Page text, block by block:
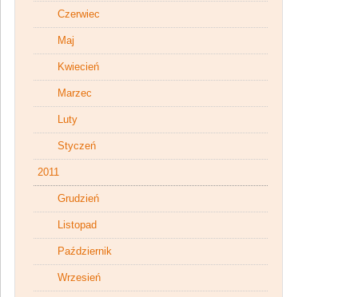
Czerwiec
Maj
Kwiecień
Marzec
Luty
Styczeń
2011
Grudzień
Listopad
Październik
Wrzesień